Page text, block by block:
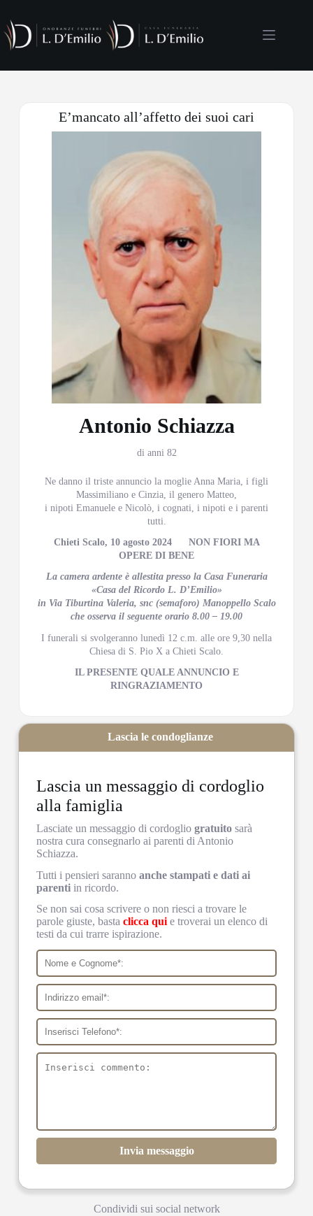
E’mancato all’affetto dei suoi cari
Antonio Schiazza
di anni 82
Ne danno il triste annuncio la moglie Anna Maria, i figli
Massimiliano e Cinzia, il genero Matteo,
i nipoti Emanuele e Nicolò, i cognati, i nipoti e i parenti
tutti.
Chieti Scalo, 10 agosto 2024 NON FIORI MA
OPERE DI BENE
La camera ardente è allestita presso la Casa Funeraria
«Casa del Ricordo L. D’Emilio»
in Via Tiburtina Valeria, snc (semaforo) Manoppello Scalo
che osserva il seguente orario 8.00 – 19.00
I funerali si svolgeranno lunedì 12 c.m. alle ore 9,30 nella
Chiesa di S. Pio X a Chieti Scalo.
IL PRESENTE QUALE ANNUNCIO E
RINGRAZIAMENTO
Lascia un messaggio di cordoglio
alla famiglia
Lasciate un messaggio di cordogliogratuito sarà
nostra cura consegnarlo ai parenti di Antonio
Schiazza.
Tutti i pensieri sarannoanche stampati e dati ai
parenti in ricordo.
Se non sai cosa scrivere o non riesci a trovare le
parole giuste, bastaclicca qui e troverai un elenco di
testi da cui trarre ispirazione.
Invia messaggio
Lascia le condoglianze
Condividi sui social network